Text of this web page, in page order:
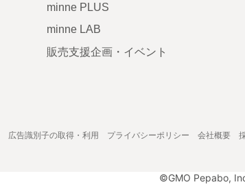
minne PLUS
minne LAB
販売支援企画・イベント
広告識別子の取得・利用 プライバシーポリシー 会社概要
©GMO Pepabo,